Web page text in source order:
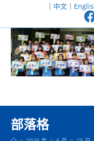
至
｜ 中文｜
部落格